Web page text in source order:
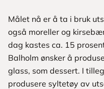
Målet nå er å ta i bruk
også moreller og
dag kastes ca. 15
Balholm ønsker å
glass, som dessert. I
produsere syltetøy av